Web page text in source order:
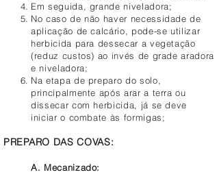
Em seguida, grande niveladora;
No caso de não haver necessidade de
aplicação de calcário, pode-se utilizar
herbicida para dessecar a vegetação
(reduz custos) ao invés de grade aradora
e niveladora;
Na etapa de preparo do solo,
principalmente após arar a terra ou
dissecar com herbicida, já se deve
iniciar o combate às formigas;
PREPARO DAS COVAS:
A. Mecanizado: